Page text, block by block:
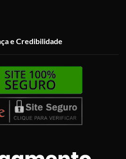
e Credibilidade